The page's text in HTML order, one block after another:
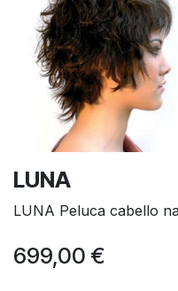
LUNA
LUNA Peluca cabello
699,00 €